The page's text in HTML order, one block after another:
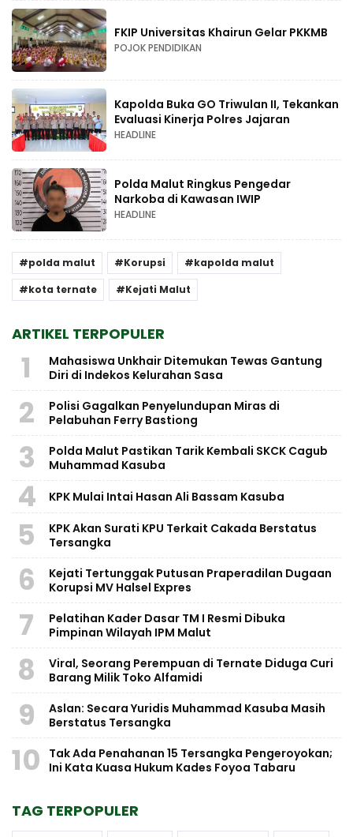
FKIP Universitas Khairun Gelar PKKMB
POJOK PENDIDIKAN
Kapolda Buka GO Triwulan II, Tekankan
Evaluasi Kinerja Polres Jajaran
HEADLINE
Polda Malut Ringkus Pengedar
Narkoba di Kawasan IWIP
HEADLINE
polda malut Korupsi
kapolda malut
kota ternate
Kejati Malut
ARTIKEL TERPOPULER
1
Mahasiswa Unkhair Ditemukan Tewas Gantung
Diri di Indekos Kelurahan Sasa
2
Polisi Gagalkan Penyelundupan Miras di
Pelabuhan Ferry Bastiong
3
Polda Malut Pastikan Tarik Kembali SKCK Cagub
Muhammad Kasuba
4 KPK Mulai Intai Hasan Ali Bassam Kasuba
5
KPK Akan Surati KPU Terkait Cakada Berstatus
Tersangka
6
Kejati Tertunggak Putusan Praperadilan Dugaan
Korupsi MV Halsel Expres
7
Pelatihan Kader Dasar TM I Resmi Dibuka
Pimpinan Wilayah IPM Malut
8
Viral, Seorang Perempuan di Ternate Diduga Curi
Barang Milik Toko Alfamidi
9
Aslan: Secara Yuridis Muhammad Kasuba Masih
Berstatus Tersangka
10
Tak Ada Penahanan 15 Tersangka Pengeroyokan;
Ini Kata Kuasa Hukum Kades Foyoa Tabaru
TAG TERPOPULER